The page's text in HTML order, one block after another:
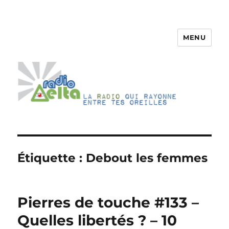
MENU
Étiquette : Debout les femmes
Pierres de touche #133 –
Quelles libertés ? – 10